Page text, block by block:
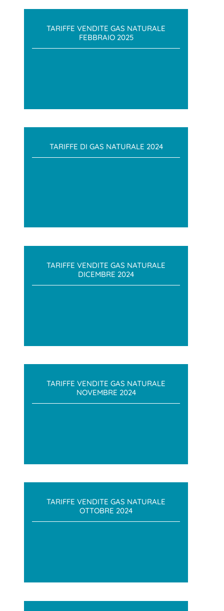
TARIFFE VENDITE GAS NATURALE
FEBBRAIO 2025
TARIFFE DI GAS NATURALE 2024
TARIFFE VENDITE GAS NATURALE
DICEMBRE 2024
TARIFFE VENDITE GAS NATURALE
NOVEMBRE 2024
TARIFFE VENDITE GAS NATURALE
OTTOBRE 2024